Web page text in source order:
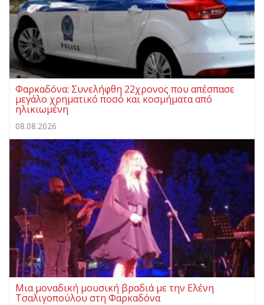
Φαρκαδόνα: Συνελήφθη 22χρονος που απέσπασε
μεγάλο χρηματικό ποσό και κοσμήματα από
ηλικιωμένη
08.08.2026
Μια μοναδική μουσική βραδιά με την Ελένη
Τσαλιγοπούλου στη Φαρκαδόνα